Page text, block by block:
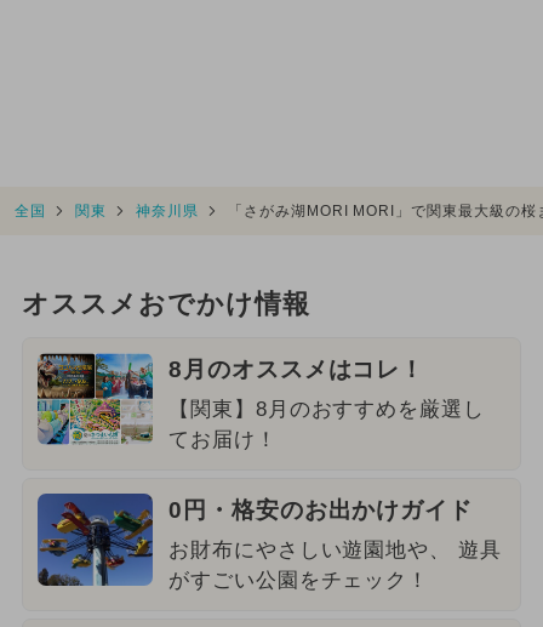
全国 関東 神奈川県 「さがみ湖MORI MORI」で関東最大級の
オススメおでかけ情報
8月のオススメはコレ！
【関東】8月のおすすめを厳選し
てお届け！
0円・格安のお出かけガイド
お財布にやさしい遊園地や、 遊具
がすごい公園をチェック！